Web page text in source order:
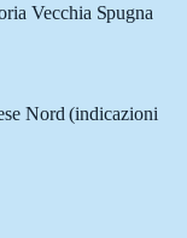
Vecchia Spugna
Nord (indicazioni